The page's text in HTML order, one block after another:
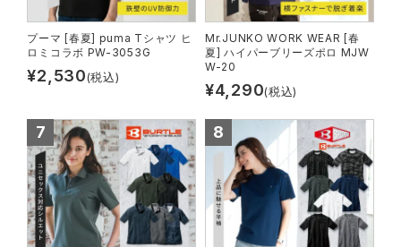
ジーベック ランキング
中塚被服 イーブンリバー
スターライト工業 東洋物産工業
弘進ゴム 藤井電工
福山ゴム工業 ビッグボーン商事株式会社
プーマ [春夏] puma Tシャツ ヒ
ロミコラボ PW-3053G
¥2,530(税込)
Mr.JUNKO WORK WEAR [春
夏] ハイパーブリーズポロ MJW
W-20
¥4,290(税込)